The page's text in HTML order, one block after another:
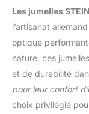
Les jumelles
l’artisanat
optique
nature, ces
et de durabilité
pour leur confort
choix privilégié